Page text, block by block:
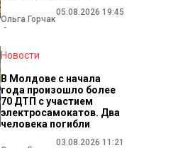
Ольга Горчак
05.08.2026 19:45
Новости
В Молдове с начала
года произошло более
70 ДТП с участием
электросамокатов. Два
человека погибли
03.08.2026 11:21